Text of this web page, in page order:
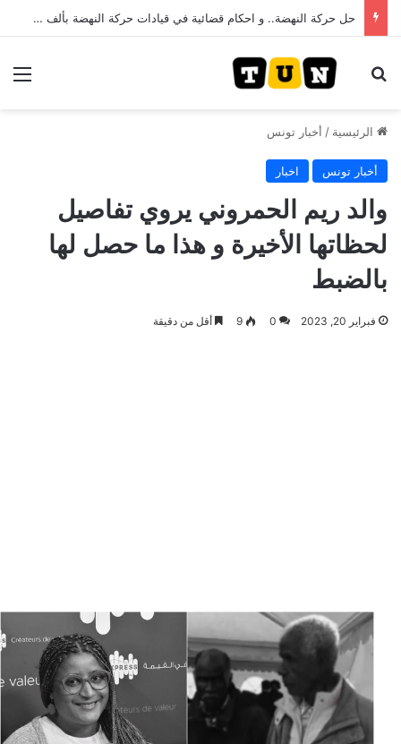
حل حركة النهضة.. و احكام قضائية في قيادات حركة النهضة بألف و400عام سجــن……
بحث عن
الرئيسية / أخبار تونس
أخبار تونس اخبار
والد ريم الحمروني يروي تفاصيل
لحظاتها الأخيرة و هذا ما حصل لها
بالضبط
فبراير 20, 2023 0
9 أقل من دقيقة